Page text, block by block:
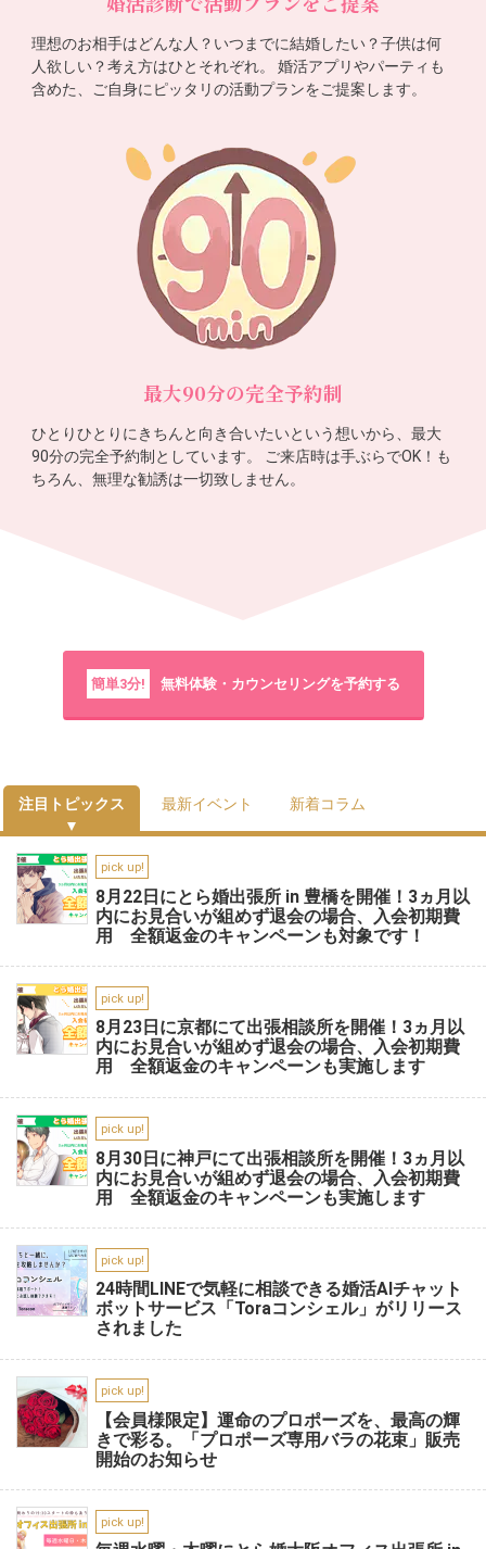
理想のお相手はどんな人？いつまでに結婚したい？子供は何
人欲しい？考え方はひとそれぞれ。 婚活アプリやパーティも
含めた、ご自身にピッタリの活動プランをご提案します。
最大90分の完全予約制
ひとりひとりにきちんと向き合いたいという想いから、最大
90分の完全予約制としています。 ご来店時は手ぶらでOK！も
ちろん、無理な勧誘は一切致しません。
簡単3分! 無料体験・カウンセリングを予約する
注目トピックス 最新イベント 新着コラム
pick up!
8月22日にとら婚出張所 in 豊橋を開催！3ヵ月以
内にお見合いが組めず退会の場合、入会初期費
用 全額返金のキャンペーンも対象です！
pick up!
8月23日に京都にて出張相談所を開催！3ヵ月以
内にお見合いが組めず退会の場合、入会初期費
用 全額返金のキャンペーンも実施します
pick up!
8月30日に神戸にて出張相談所を開催！3ヵ月以
内にお見合いが組めず退会の場合、入会初期費
用 全額返金のキャンペーンも実施します
pick up!
24時間LINEで気軽に相談できる婚活AIチャット
ボットサービス「Toraコンシェル」がリリース
されました
pick up!
【会員様限定】運命のプロポーズを、最高の輝
きで彩る。「プロポーズ専用バラの花束」販売
開始のお知らせ
pick up!